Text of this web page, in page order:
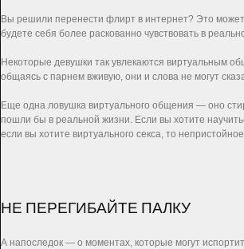
Вы решили перенести флирт в интернет? Это
будете себя более раскованно чувствовать в
Некоторые девушки так увлекаются виртуальным
общаясь с парнем вживую, они и слова не могут
Еще одна ловушка виртуального общения — оно
пошли бы в реальной жизни. Если вы хотите
если вы хотите виртуального секса, то
НЕ ПЕРЕГИБАЙТЕ ПАЛКУ
А напоследок — о моментах, которые могут